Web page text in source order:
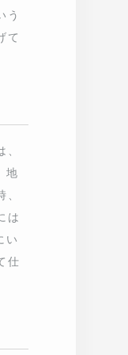
、船
に
運
ま